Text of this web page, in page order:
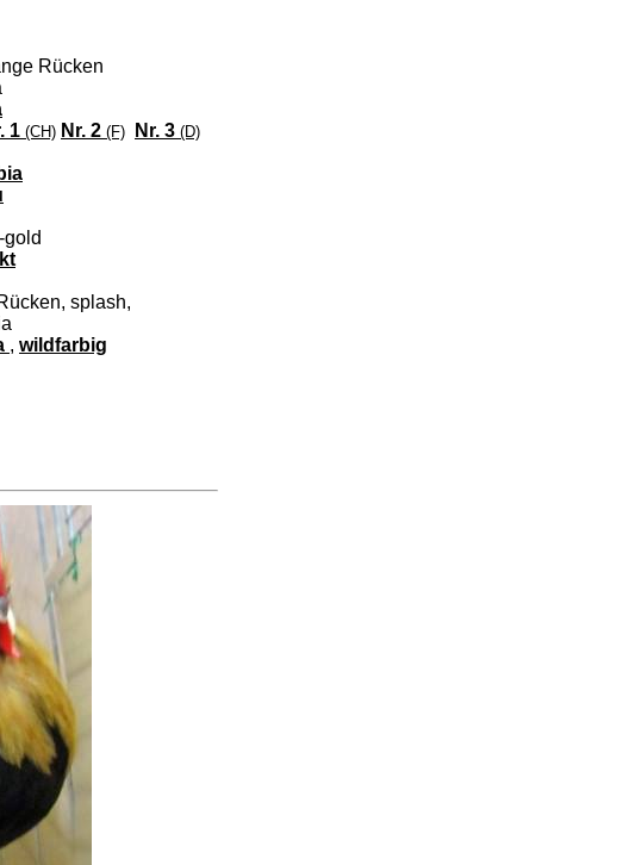
Rücken
1 (CH) Nr. 2 (F) Nr. 3 (D)
gold
splash,
, wildfarbig